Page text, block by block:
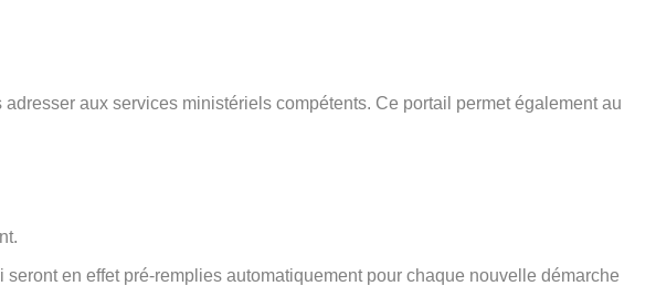
adresser aux services ministériels compétents. Ce portail permet également au
en effet pré-remplies automatiquement pour chaque nouvelle démarche